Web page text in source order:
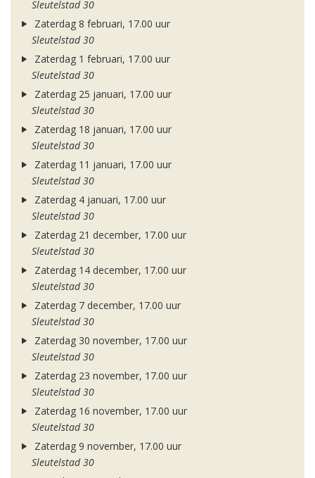
Sleutelstad 30
Zaterdag 8 februari, 17.00 uur
Sleutelstad 30
Zaterdag 1 februari, 17.00 uur
Sleutelstad 30
Zaterdag 25 januari, 17.00 uur
Sleutelstad 30
Zaterdag 18 januari, 17.00 uur
Sleutelstad 30
Zaterdag 11 januari, 17.00 uur
Sleutelstad 30
Zaterdag 4 januari, 17.00 uur
Sleutelstad 30
Zaterdag 21 december, 17.00 uur
Sleutelstad 30
Zaterdag 14 december, 17.00 uur
Sleutelstad 30
Zaterdag 7 december, 17.00 uur
Sleutelstad 30
Zaterdag 30 november, 17.00 uur
Sleutelstad 30
Zaterdag 23 november, 17.00 uur
Sleutelstad 30
Zaterdag 16 november, 17.00 uur
Sleutelstad 30
Zaterdag 9 november, 17.00 uur
Sleutelstad 30